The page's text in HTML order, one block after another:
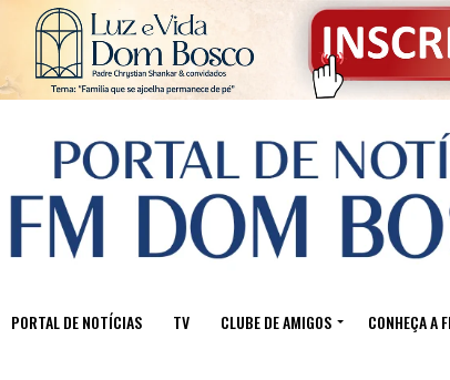
PORTAL DE NOTÍCIAS TV CLUBE DE AMIGOS CONHEÇA A